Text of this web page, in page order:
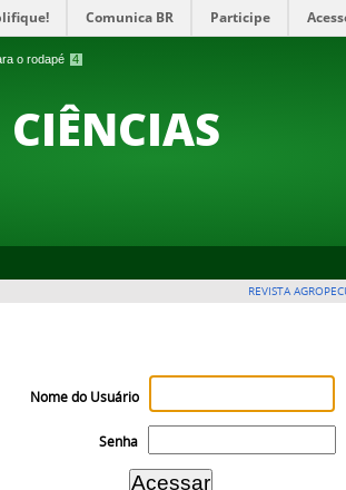
o rodapé 4
Comunica BR Participe
CIÊNCIAS
REVISTA
Nome do Usuário
Senha